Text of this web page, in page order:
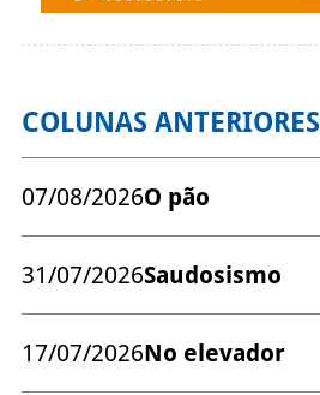
COLUNAS ANTERIORES
07/08/2026O pão
31/07/2026Saudosismo
17/07/2026No elevador